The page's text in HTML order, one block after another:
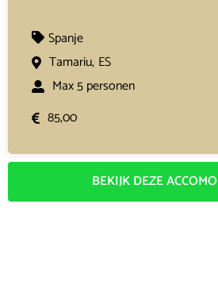
Spanje
Tamariu, ES
Max 5 personen
85,00
BEKIJK DEZE